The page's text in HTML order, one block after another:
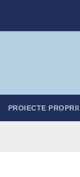
PROIECTE PROPRII